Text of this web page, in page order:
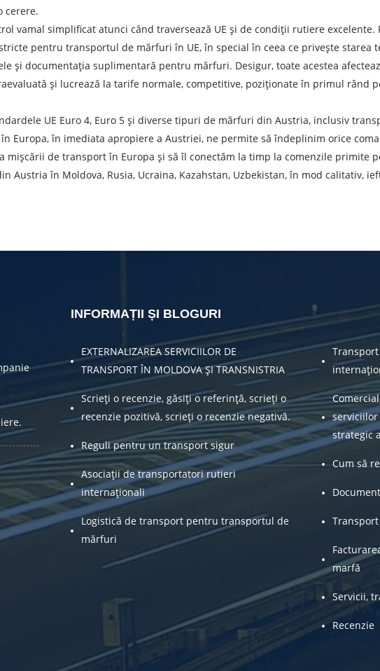
cerere.
vamal simplificat atunci când traversează UE și de condiții rutiere excelente.
pentru transportul de mărfuri în UE, în special în ceea ce privește starea
și documentația suplimentară pentru mărfuri. Desigur, toate acestea
și lucrează la tarife normale, competitive, poziționate în primul rând
UE Euro 4, Euro 5 și diverse tipuri de mărfuri din Austria, inclusiv
Europa, în imediata apropiere a Austriei, ne permite să îndeplinim orice
de transport în Europa și să îl conectăm la timp la comenzile primite
Austria în Moldova, Rusia, Ucraina, Kazahstan, Uzbekistan, în mod calitativ,
INFORMAȚII ȘI BLOGURI
EXTERNALIZAREA SERVICIILOR DE
TRANSPORT ÎN MOLDOVA ȘI TRANSNISTRIA
Scrieți o recenzie, găsiți o referință, scrieți o
recenzie pozitivă, scrieți o recenzie negativă.
Reguli pentru un transport sigur
Asociații de transportatori rutieri
internaționali
Logistică de transport pentru transportul de
mărfuri
strategic
Cum să
marfă
Servicii,
Recenzie
Descarcă orașul Teren de descărcare
Greutatea sarcinii, ( t ) Volumul încărcăturii
Numar de contact E-mail